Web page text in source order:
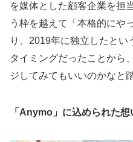
を媒体とした顧客企業を担
う枠を越えて「本格的にや
り、2019年に独立したとい
タイミングだったことから
ジしてみてもいいのかなと
「Anymo」に込められた